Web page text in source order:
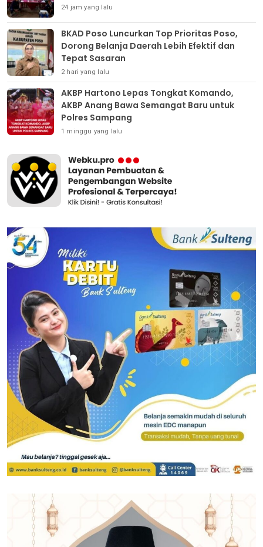
24 jam yang lalu
BKAD Poso Luncurkan Top Prioritas Poso,
Dorong Belanja Daerah Lebih Efektif dan
Tepat Sasaran
2 hari yang lalu
AKBP Hartono Lepas Tongkat Komando,
AKBP Anang Bawa Semangat Baru untuk
Polres Sampang
1 minggu yang lalu